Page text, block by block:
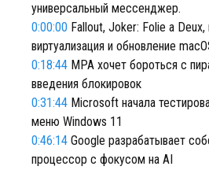
универсальный мессенджер.
0:00:00 Fallout, Joker: Folie a
виртуализация и обновление
0:18:44 MPA хочет бороться с
введения блокировок
0:31:44 Microsoft начала
меню Windows 11
0:46:14 Google разрабатывает
процессор с фокусом на AI